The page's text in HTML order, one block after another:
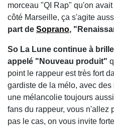
morceau "QI Rap" qu'on
côté Marseille, ça s'agite
part de Soprano,
So La Lune continue à
appelé "Nouveau produit"
point le rappeur est très fort
gardiste de la mélo, avec
une mélancolie toujours
fans du rappeur, vous n'allez
pas le cas, on vous invite